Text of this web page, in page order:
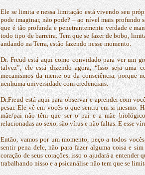
Ele se limita e nessa limitação está vivendo seu
pode imaginar, não pode? – ao nível mais profundo
que é tão profunda e penetrantemente verdade e
todo tipo de barreira. Tem que se fazer de bobo,
andando na Terra, estão fazendo nesse momento.
Dr. Freud está aqui como convidado para ver um
talvez”, ele está dizendo agora, “Isso seja uma
mecanismos da mente ou da consciência, porque
nenhuma universidade com credenciais.
Dr.Freud está aqui para observar e aprender com
pesar. Ele vê em vocês o que sentiu em si mesmo.
mãe/pai não têm que ser o pai e a mãe
relacionadas ao sexo, são vírus e não faltas. E esse
Então, vamos por um momento, peço a todos
sentir pena dele, não para fazer alguma coisa e
coração de seus corações, isso o ajudará a
trabalhando nisso e a psicanálise não tem que se